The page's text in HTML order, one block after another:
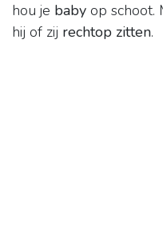
hou je baby op schoot.
hij of zij rechtop zitten.